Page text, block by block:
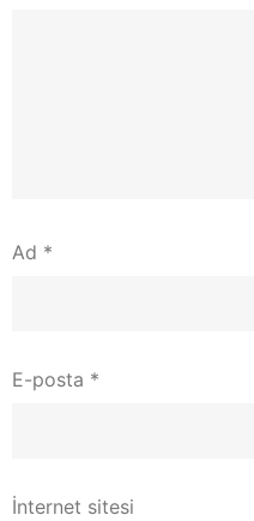
Ad *
E-posta *
İnternet sitesi